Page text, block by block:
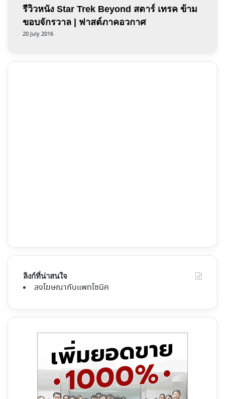
รีวิวหนัง Star Trek Beyond สตาร์ เทรค ข้าม
ขอบจักรวาล | ฟาสต์ภาคอวกาศ
20 July 2016
ลิงก์ที่น่าสนใจ
ลงโฆษณากับแพทโซนิค